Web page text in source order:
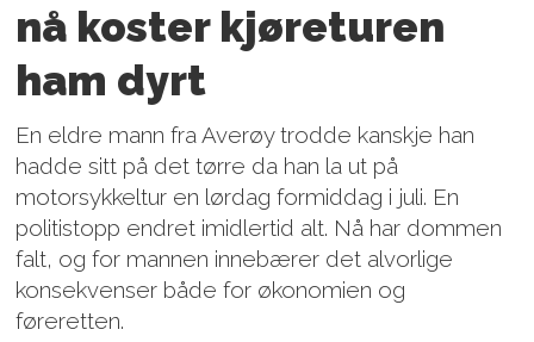
nå koster kjøreturen
ham dyrt
En eldre mann fra Averøy trodde kanskje han
hadde sitt på det tørre da han la ut på
motorsykkeltur en lørdag formiddag i juli. En
politistopp endret imidlertid alt. Nå har dommen
falt, og for mannen innebærer det alvorlige
konsekvenser både for økonomien og
føreretten.